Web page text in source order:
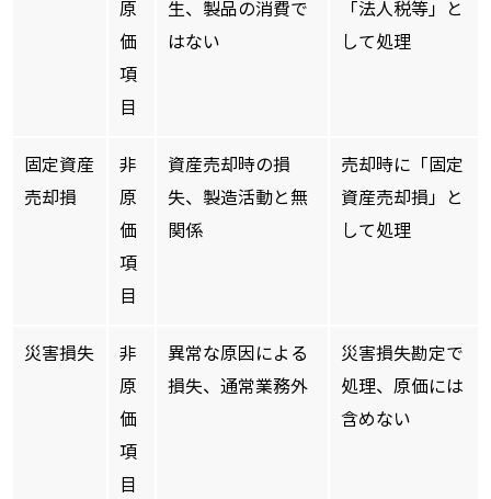
原
価
項
目
生、製品の消費で
はない
「法人税等」と
して処理
固定資産
売却損
非
原
価
項
目
資産売却時の損
失、製造活動と無
関係
売却時に「固定
資産売却損」と
して処理
災害損失
非
原
価
項
目
異常な原因による
損失、通常業務外
災害損失勘定で
処理、原価には
含めない